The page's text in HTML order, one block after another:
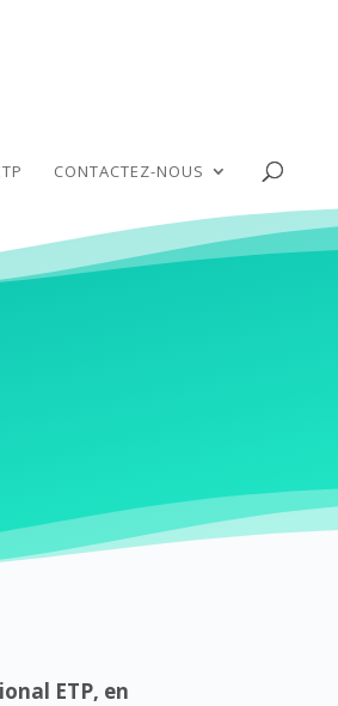
CONTACTEZ-NOUS
ETP, en